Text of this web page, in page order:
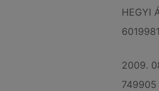
HEGYI
2009.